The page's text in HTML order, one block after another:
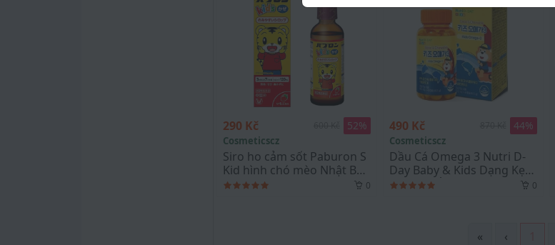
290 Kč 52%
Cosmeticscz
Siro ho cảm sốt Paburon S
Kid hình chó mèo Nhật Bản
120ml
0
490 Kč 44%
Cosmeticscz
Dầu Cá Omega 3 Nutri D-
Day Baby & Kids Dạng Kẹo
Dẻo Chuẩn nội địa Hàn
0
« ‹